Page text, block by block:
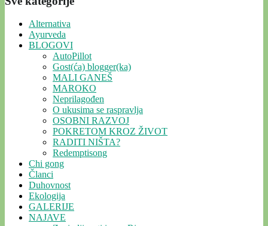
Alternativa
Ayurveda
BLOGOVI
AutoPillot
Gost(ća) blogger(ka)
MALI GANEŠ
MAROKO
Neprilagođen
O ukusima se raspravlja
OSOBNI RAZVOJ
POKRETOM KROZ ŽIVOT
RADITI NIŠTA?
Redemptisong
Chi gong
Članci
Duhovnost
Ekologija
GALERIJE
NAJAVE